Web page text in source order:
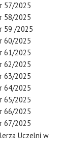
57/2025
58/2025
59 /2025
60/2025
61/2025
62/2025
63/2025
64/2025
65/2025
66/2025
67/2025
Uczelni w